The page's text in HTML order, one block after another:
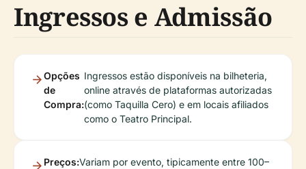
Ingressos e Admissão
Opções
de
Compra:
Ingressos estão disponíveis na bilheteria,
online através de plataformas autorizadas
(como Taquilla Cero) e em locais afiliados
como o Teatro Principal.
Preços:Variam por evento, tipicamente entre 100–